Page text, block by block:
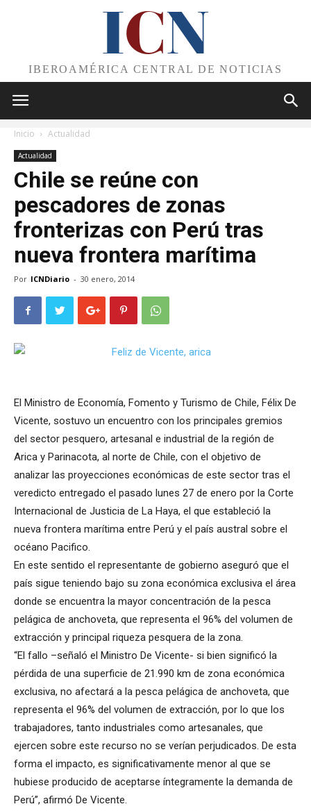
ICN
IBEROAMÉRICA CENTRAL DE NOTICIAS
Inicio Actualidad
Actualidad
Chile se reúne con
pescadores de zonas
fronterizas con Perú tras
nueva frontera marítima
Por ICNDiario - 30 enero, 2014
El Ministro de Economía, Fomento y Turismo de Chile, Félix De
Vicente, sostuvo un encuentro con los principales gremios
del sector pesquero, artesanal e industrial de la región de
Arica y Parinacota, al norte de Chile, con el objetivo de
analizar las proyecciones económicas de este sector tras el
veredicto entregado el pasado lunes 27 de enero por la Corte
Internacional de Justicia de La Haya, el que estableció la
nueva frontera marítima entre Perú y el país austral sobre el
océano Pacifico.
En este sentido el representante de gobierno aseguró que el
país sigue teniendo bajo su zona económica exclusiva el área
donde se encuentra la mayor concentración de la pesca
pelágica de anchoveta, que representa el 96% del volumen de
extracción y principal riqueza pesquera de la zona.
“El fallo –señaló el Ministro De Vicente- si bien significó la
pérdida de una superficie de 21.990 km de zona económica
exclusiva, no afectará a la pesca pelágica de anchoveta, que
representa el 96% del volumen de extracción, por lo que los
trabajadores, tanto industriales como artesanales, que
ejercen sobre este recurso no se verían perjudicados. De esta
forma el impacto, es significativamente menor al que se
hubiese producido de aceptarse íntegramente la demanda de
Perú”, afirmó De Vicente.